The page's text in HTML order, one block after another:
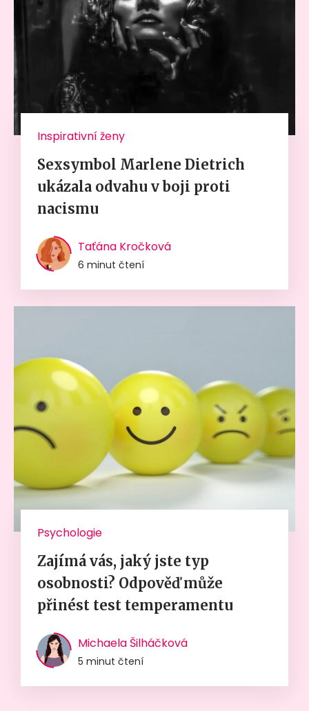
Inspirativní ženy
Sexsymbol Marlene Dietrich
ukázala odvahu v boji proti
nacismu
Taťána Kročková
6 minut čtení
Psychologie
Zajímá vás, jaký jste typ
osobnosti? Odpověď může
přinést test temperamentu
Michaela Šilháčková
5 minut čtení